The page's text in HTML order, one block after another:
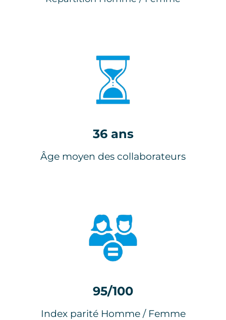
36 ans
Âge moyen des collaborateurs
95/100
Index parité Homme / Femme